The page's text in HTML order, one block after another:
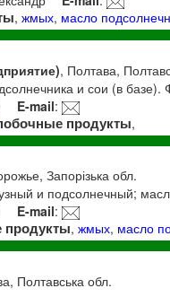
,жмых, масло
, Полтава,
и сои (в базе).
E-mail:
продукты,
Запорізька обл.
и подсолнечный;
E-mail:
продукты,жмых, масло
Полтавська обл.